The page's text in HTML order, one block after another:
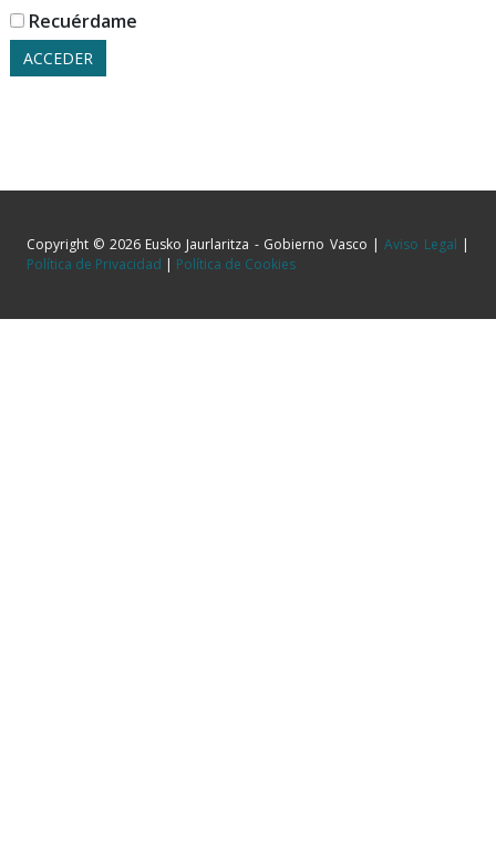
Recuérdame
Copyright © 2026 Eusko Jaurlaritza - Gobierno Vasco |Aviso Legal |
Política de Privacidad | Política de Cookies